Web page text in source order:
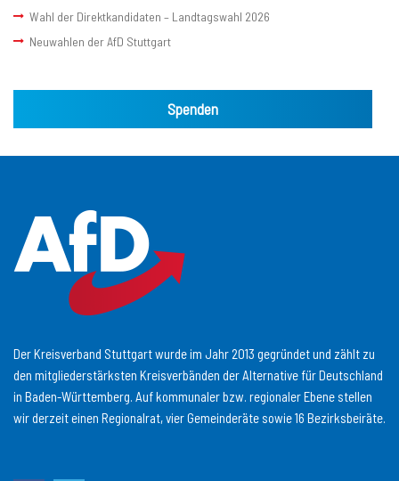
Wahl der Direktkandidaten – Landtagswahl 2026
Neuwahlen der AfD Stuttgart
Spenden
Der Kreisverband Stuttgart wurde im Jahr 2013 gegründet und zählt zu
den mitgliederstärksten Kreisverbänden der Alternative für Deutschland
in Baden-Württemberg. Auf kommunaler bzw. regionaler Ebene stellen
wir derzeit einen Regionalrat, vier Gemeinderäte sowie 16 Bezirksbeiräte.